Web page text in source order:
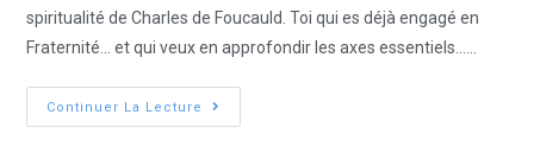
spiritualité de Charles de Foucauld. Toi qui es déjà engagé en
Fraternité... et qui veux en approfondir les axes essentiels...…
Continuer La Lecture